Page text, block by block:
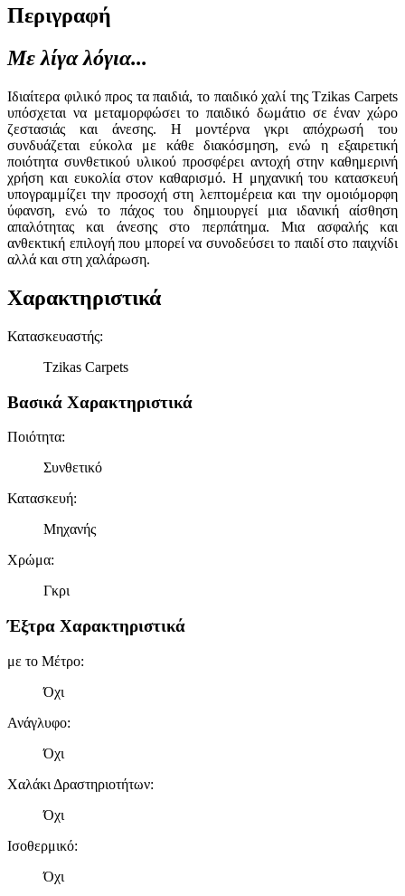
Περιγραφή
Με λίγα λόγια...
Ιδιαίτερα φιλικό προς τα παιδιά, το παιδικό χαλί της Tzikas Carpets
υπόσχεται να μεταμορφώσει το παιδικό δωμάτιο σε έναν χώρο
ζεστασιάς και άνεσης. Η μοντέρνα γκρι απόχρωσή του
συνδυάζεται εύκολα με κάθε διακόσμηση, ενώ η εξαιρετική
ποιότητα συνθετικού υλικού προσφέρει αντοχή στην καθημερινή
χρήση και ευκολία στον καθαρισμό. Η μηχανική του κατασκευή
υπογραμμίζει την προσοχή στη λεπτομέρεια και την ομοιόμορφη
ύφανση, ενώ το πάχος του δημιουργεί μια ιδανική αίσθηση
απαλότητας και άνεσης στο περπάτημα. Μια ασφαλής και
ανθεκτική επιλογή που μπορεί να συνοδεύσει το παιδί στο παιχνίδι
αλλά και στη χαλάρωση.
Χαρακτηριστικά
Κατασκευαστής:
Tzikas Carpets
Βασικά Χαρακτηριστικά
Ποιότητα:
Συνθετικό
Κατασκευή:
Μηχανής
Χρώμα:
Γκρι
Έξτρα Χαρακτηριστικά
με το Μέτρο:
Όχι
Ανάγλυφο:
Όχι
Χαλάκι Δραστηριοτήτων:
Όχι
Ισοθερμικό:
Όχι